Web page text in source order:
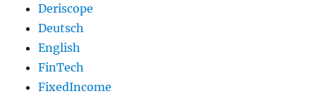
Deriscope
Deutsch
English
FinTech
FixedIncome